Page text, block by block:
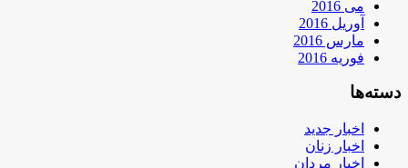
می 2016
آوریل 2016
مارس 2016
فوریه 2016
دسته‌ها
اخبار جدید
اخبار زنان
اخبار مردان